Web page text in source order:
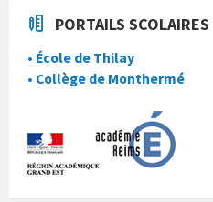
PORTAILS SCOLAIRES
• École de Thilay
• Collège de Monthermé